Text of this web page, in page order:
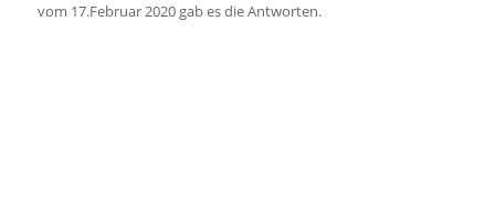
vom 17.Februar 2020 gab es die Antworten.